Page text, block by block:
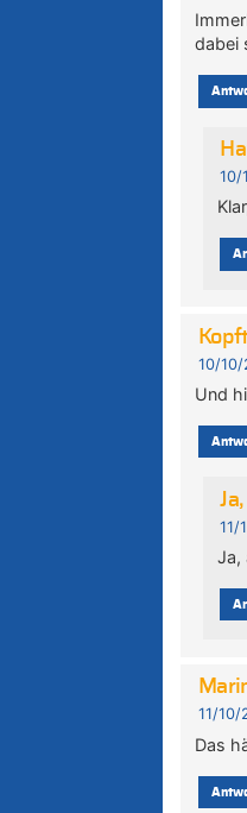
dabei
10/
10/10/
Und
11/
Ja,
11/10/
Das